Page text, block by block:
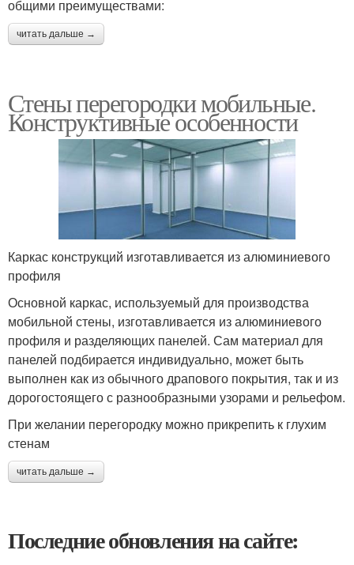
общими преимуществами:
читать дальше →
Стены перегородки мобильные.
Конструктивные особенности
Каркас конструкций изготавливается из алюминиевого
профиля
Основной каркас, используемый для производства
мобильной стены, изготавливается из алюминиевого
профиля и разделяющих панелей. Сам материал для
панелей подбирается индивидуально, может быть
выполнен как из обычного драпового покрытия, так и из
дорогостоящего с разнообразными узорами и рельефом.
При желании перегородку можно прикрепить к глухим
стенам
читать дальше →
Последние обновления на сайте: